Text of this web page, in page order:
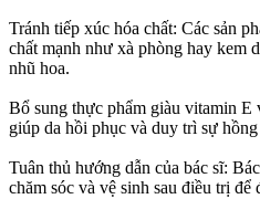
Tránh tiếp xúc hóa chất: Các sản
chất mạnh như xà phòng hay kem
nhũ hoa.
Bổ sung thực phẩm giàu vitamin
giúp da hồi phục và duy trì sự
Tuân thủ hướng dẫn của bác sĩ:
chăm sóc và vệ sinh sau điều trị để